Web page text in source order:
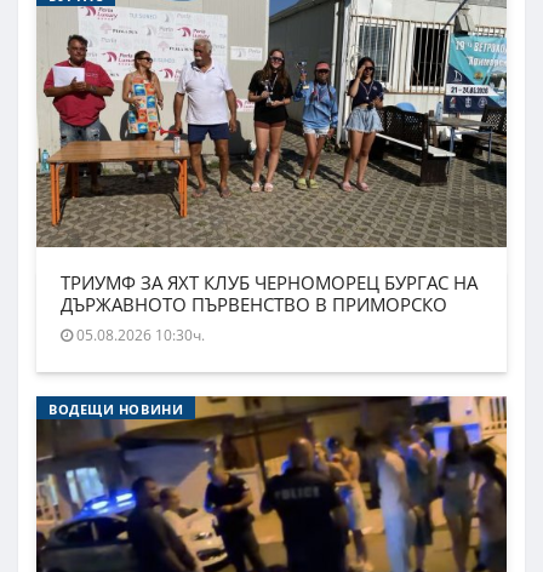
ТРИУМФ ЗА ЯХТ КЛУБ ЧЕРНОМОРЕЦ БУРГАС НА
ДЪРЖАВНОТО ПЪРВЕНСТВО В ПРИМОРСКО
05.08.2026 10:30ч.
ВОДЕЩИ НОВИНИ